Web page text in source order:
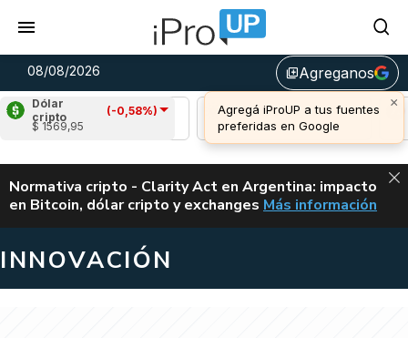
08/08/2026 library_addAgreganos
×
Agregá iProUP a tus fuentes
preferidas en Google
Dólar
cripto
(-0,58%)
$ 1569,95
Ripple
(1,00%)
u$s 1,04
Cardano
(0,65%)
u$s 0,20
ALERTA
Normativa cripto - Clarity Act en Argentina: impacto
en Bitcoin, dólar cripto y exchanges CLARITY ACT EN
Más información
INNOVACIÓN